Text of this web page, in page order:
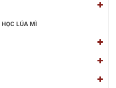
LÚA MÌ